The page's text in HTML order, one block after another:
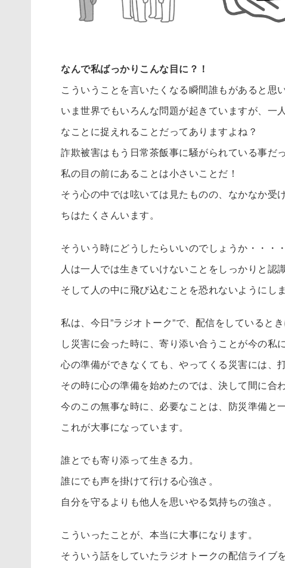
なんで私ばっかりこんな目に？！
こういうことを言いたくなる瞬間誰もがあると思い
いま世界でもいろんな問題が起きていますが、一
なことに捉えれることだってありますよね？
詐欺被害はもう日常茶飯事に騒がられている事だ
私の目の前にあることは小さいことだ！
そう心の中では呟いては見たものの、なかなか受
ちはたくさんいます。
そういう時にどうしたらいいのでしょうか・・・・
人は一人では生きていけないことをしっかりと認
そして人の中に飛び込むことを恐れないようにしま
私は、今日”ラジオトーク”で、配信をしていると
し災害に会った時に、寄り添い合うことが今の私
心の準備ができなくても、やってくる災害には、
その時に心の準備を始めたのでは、決して間に合
今のこの無事な時に、必要なことは、防災準備と
これが大事になっています。
誰とでも寄り添って生きる力。
誰にでも声を掛けて行ける心強さ。
自分を守るよりも他人を思いやる気持ちの強さ。
こういったことが、本当に大事になります。
そういう話をしていたラジオトークの配信ライ